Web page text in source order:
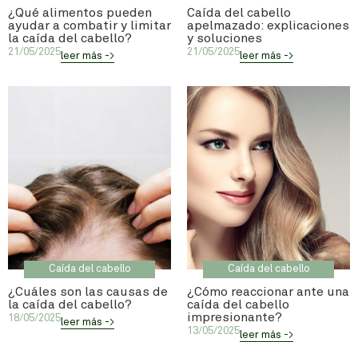
¿Qué alimentos pueden
ayudar a combatir y limitar
la caída del cabello?
21/05/2025leer más ->
Caída del cabello
apelmazado: explicaciones
y soluciones
21/05/2025leer más ->
Caída del cabello
¿Cuáles son las causas de
la caída del cabello?
18/05/2025leer más ->
Caída del cabello
¿Cómo reaccionar ante una
caída del cabello
impresionante?
13/05/2025leer más ->